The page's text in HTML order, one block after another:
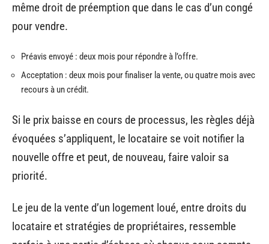
même droit de préemption que dans le cas d’un congé
pour vendre.
Préavis envoyé : deux mois pour répondre à l’offre.
Acceptation : deux mois pour finaliser la vente, ou quatre mois avec
recours à un crédit.
Si le prix baisse en cours de processus, les règles déjà
évoquées s’appliquent, le locataire se voit notifier la
nouvelle offre et peut, de nouveau, faire valoir sa
priorité.
Le jeu de la vente d’un logement loué, entre droits du
locataire et stratégies de propriétaires, ressemble